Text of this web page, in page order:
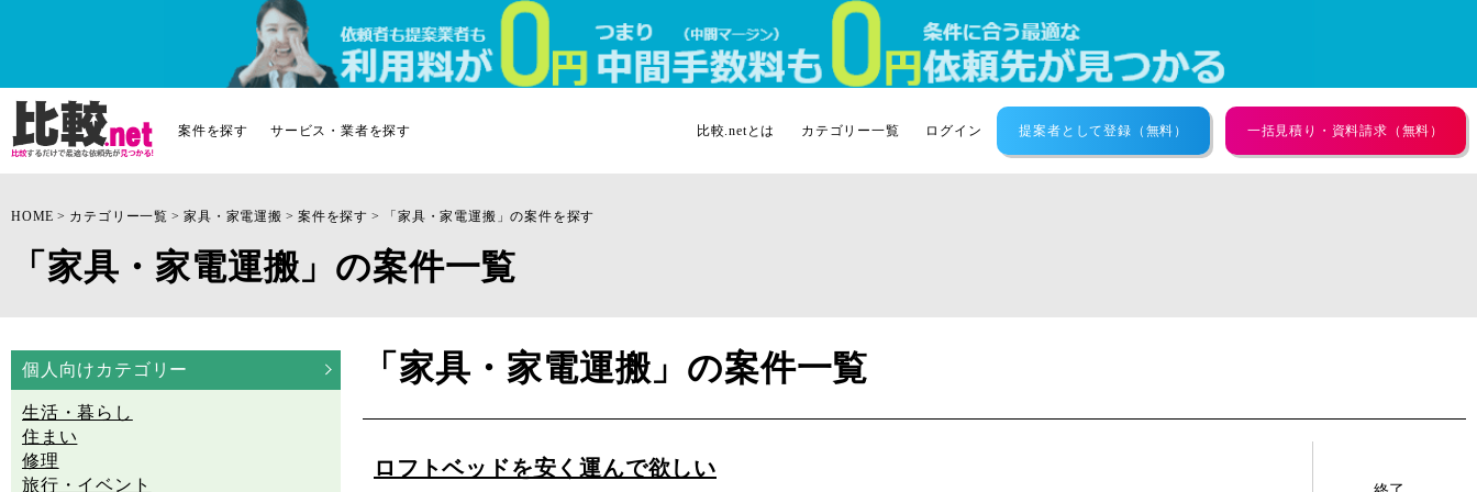
案件を探す サービス・業者を探す 比較.netとは カテゴリー一覧 ログイン 提案者として登録（無料） 一括見積り・資料請求（無料）
HOME カテゴリー一覧 家具・家電運搬 案件を探す 「家具・家電運搬」の案件を探す
「家具・家電運搬」の案件一覧
個人向けカテゴリー
生活・暮らし
住まい
修理
旅行・イベント
「家具・家電運搬」の案件一覧
ロフトベッドを安く運んで欲しい